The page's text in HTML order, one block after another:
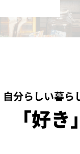
自分らしい暮ら
「好